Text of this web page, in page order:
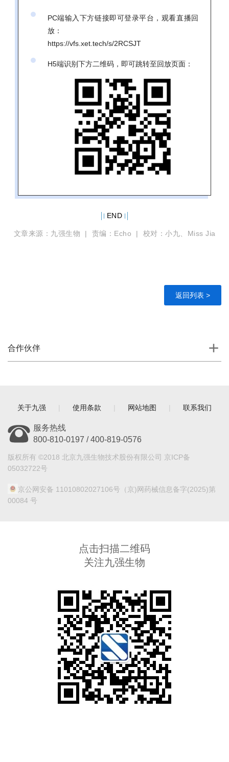
PC端输入下方链接即可登录平台，观看直播回
放：
https://vfs.xet.tech/s/2RCSJT
H5端识别下方二维码，即可跳转至回放页面：
END
文章来源：九强生物 | 责编：Echo | 校对：小九、Miss Jia
返回列表 >
合作伙伴
关于九强 | 使用条款 | 网站地图 | 联系我们
服务热线
800-810-0197 / 400-819-0576
版权所有 ©2018 北京九强生物技术股份有限公司 京ICP备
05032722号
京公网安备 11010802027106号 （京)网药械信息备字(2025)第
00084 号
点击扫描二维码
关注九强生物